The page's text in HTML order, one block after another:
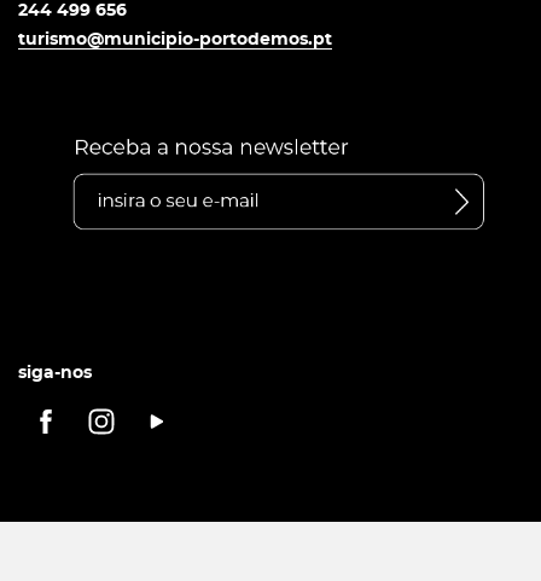
244 499 656
turismo@municipio-portodemos.pt
siga-nos